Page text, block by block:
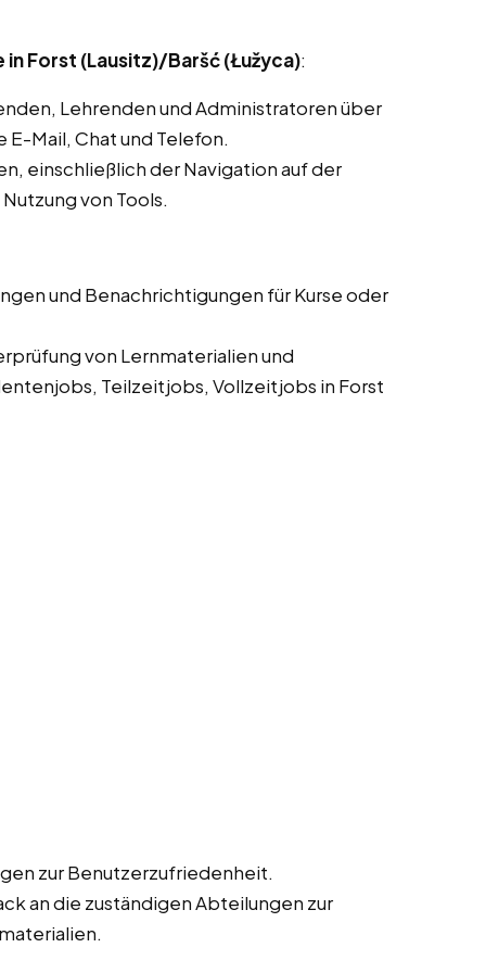
Forst (Lausitz)/Baršć (Łužyca):
Lehrenden und Administratoren über
Mail, Chat und Telefon.
einschließlich der Navigation auf der
von Tools.
und Benachrichtigungen für Kurse oder
von Lernmaterialien und
Teilzeitjobs, Vollzeitjobs in Forst
zur Benutzerzufriedenheit.
an die zuständigen Abteilungen zur